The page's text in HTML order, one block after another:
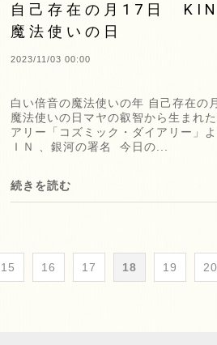
自己存在の月17日
魔法使いの日
2023/11/03 00:00
白い倍音の魔法使いの年 自己存在の
魔法使いの日マヤの叡智から生まれ
アリー「コズミック・ダイアリー」
ＩＮ 、銀河の署名 今日の...
続きを読む
15 16 17 18 19 20